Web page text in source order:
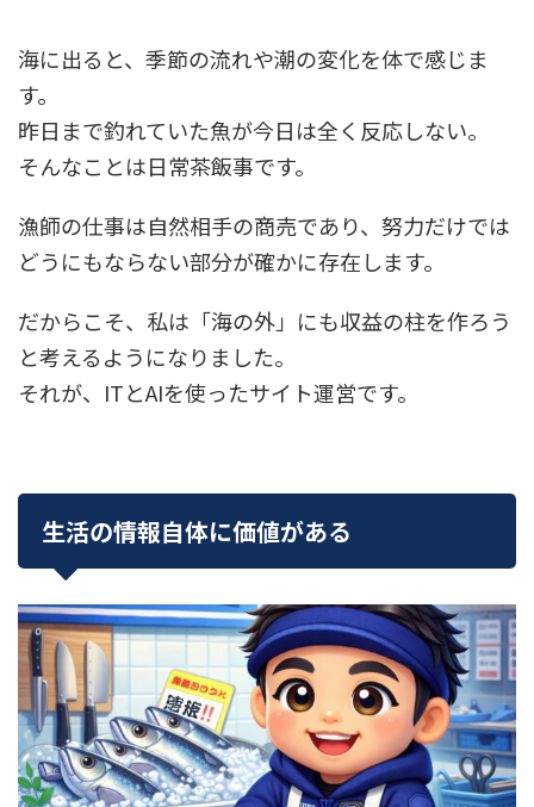
海に出ると、季節の流れや潮の変化を体で感じま
す。
昨日まで釣れていた魚が今日は全く反応しない。
そんなことは日常茶飯事です。
漁師の仕事は自然相手の商売であり、努力だけでは
どうにもならない部分が確かに存在します。
だからこそ、私は「海の外」にも収益の柱を作ろう
と考えるようになりました。
それが、ITとAIを使ったサイト運営です。
生活の情報自体に価値がある